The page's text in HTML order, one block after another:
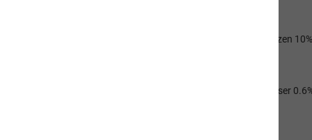
Hühnerfleisch und -hälse 33%, Hühnermägen 10%, Hühnerherzen
Rohprotein 9.8%, Rohöle und Fette 6%, Rohasche 2.4%, Rohfaser